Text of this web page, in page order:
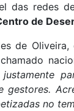
das redes
de
de
justamente
gestores.
no